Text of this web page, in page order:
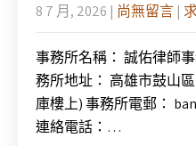
8 7 月, 2026 | 尚無留言 |
事務所名稱： 誠佑律師
務所地址： 高雄市鼓山
庫樓上) 事務所電郵：
連絡電話：…